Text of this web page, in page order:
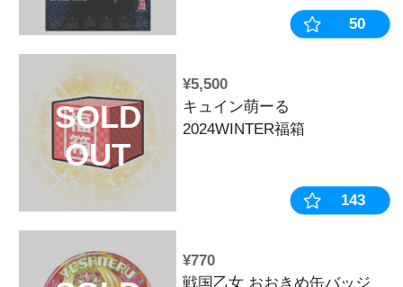
SOLD
OUT
¥770
Last Chance